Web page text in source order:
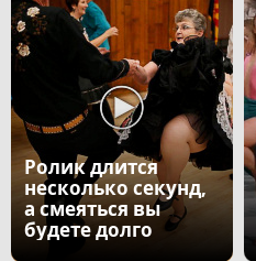
Ролик длится
несколько секунд,
а смеяться вы
будете долго